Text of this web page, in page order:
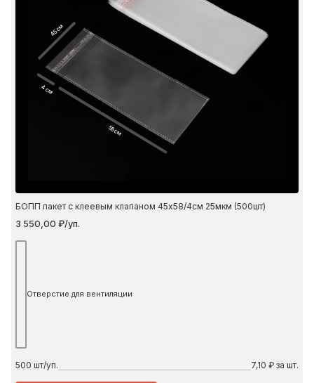
45 см
4 см
58 см
БОПП пакет с клеевым клапаном 45х58/4см 25мкм (500шт)
3 550,00 ₽/уп.
Отверстие для вентиляции
500 шт/уп. 7,10 ₽ за шт.